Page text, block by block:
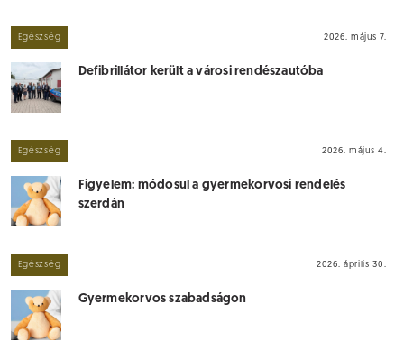
Egészség 2026. május 7.
Defibrillátor került a városi rendészautóba
Egészség 2026. május 4.
Figyelem: módosul a gyermekorvosi rendelés
szerdán
Egészség 2026. április 30.
Gyermekorvos szabadságon